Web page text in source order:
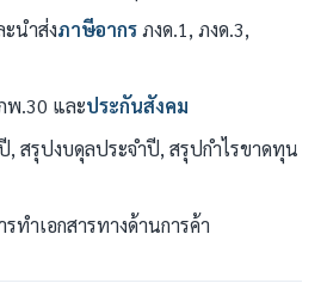
นำส่งภาษีอากรภงด.1, ภงด.3,
พ.30 และประกันสังคม
, สรุปงบดุลประจำปี, สรุปกำไรขาดทุน
ทำเอกสารทางด้านการค้า